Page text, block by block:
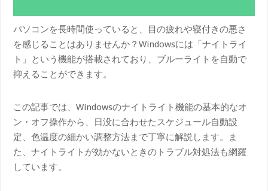
パソコンを長時間使っていると、目の疲れや寝付きの悪さ
を感じることはありませんか？Windowsには「ナイトライ
ト」という機能が搭載されており、ブルーライトを自動で
抑えることができます。
この記事では、Windowsのナイトライト機能の基本的なオ
ン・オフ操作から、日没に合わせたスケジュール自動設
定、色温度の細かい調整方法まで丁寧に解説します。ま
た、ナイトライトが効かないときのトラブル対処法も網羅
しています。